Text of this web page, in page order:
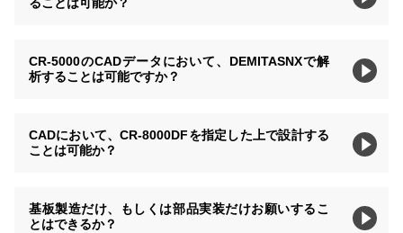
ることは可能か？
CR-5000のCADデータにおいて、DEMITASNXで解
析することは可能ですか？
CADにおいて、CR-8000DFを指定した上で設計する
ことは可能か？
基板製造だけ、もしくは部品実装だけお願いするこ
とはできるか？